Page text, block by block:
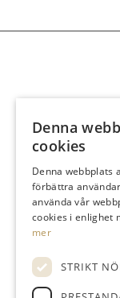
Denna
cookies
Denna webbplats
förbättra
använda vår
cookies i enlighet
mer
STRIKT